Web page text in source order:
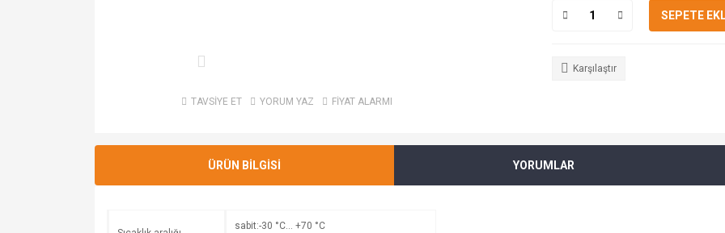
TAVSİYE ET YORUM YAZ FİYAT ALARMI
SEPETE
Karşılaştır
ÜRÜN BİLGİSİ YORUMLAR
sabit:-30 °C… +70 °C